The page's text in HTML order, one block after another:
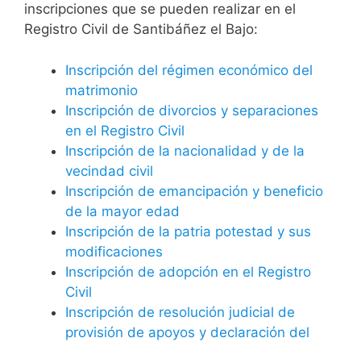
inscripciones que se pueden realizar en el
Registro Civil de Santibáñez el Bajo:
Inscripción del régimen económico del
matrimonio
Inscripción de divorcios y separaciones
en el Registro Civil
Inscripción de la nacionalidad y de la
vecindad civil
Inscripción de emancipación y beneficio
de la mayor edad
Inscripción de la patria potestad y sus
modificaciones
Inscripción de adopción en el Registro
Civil
Inscripción de resolución judicial de
provisión de apoyos y declaración del